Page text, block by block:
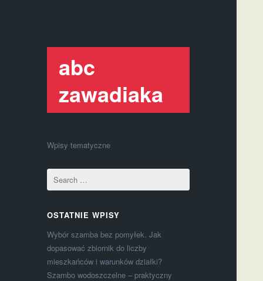
abc
zawadiaka
Wpisy tematyczne
OSTATNIE WPISY
Wybór szamba bez pomyłek. Jak
dopasować zbiornik do liczby
mieszkańców i warunków działki?
Szambo wodoszczelne – praktyczny